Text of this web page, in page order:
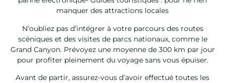
manquer des attractions locales
N’oubliez pas d’intégrer à votre parcours des routes
scéniques et des visites de parcs nationaux, comme le
Grand Canyon. Prévoyez une moyenne de 300 km par jour
pour profiter pleinement du voyage sans vous épuiser.
Avant de partir, assurez-vous d’avoir effectué toutes les